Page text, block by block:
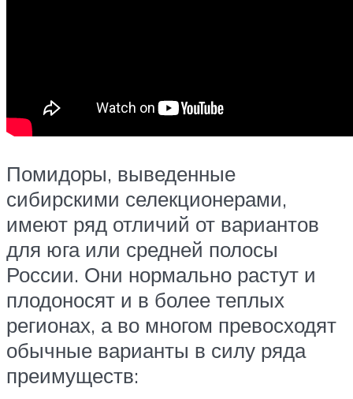
Помидоры, выведенные
сибирскими селекционерами,
имеют ряд отличий от вариантов
для юга или средней полосы
России. Они нормально растут и
плодоносят и в более теплых
регионах, а во многом превосходят
обычные варианты в силу ряда
преимуществ: